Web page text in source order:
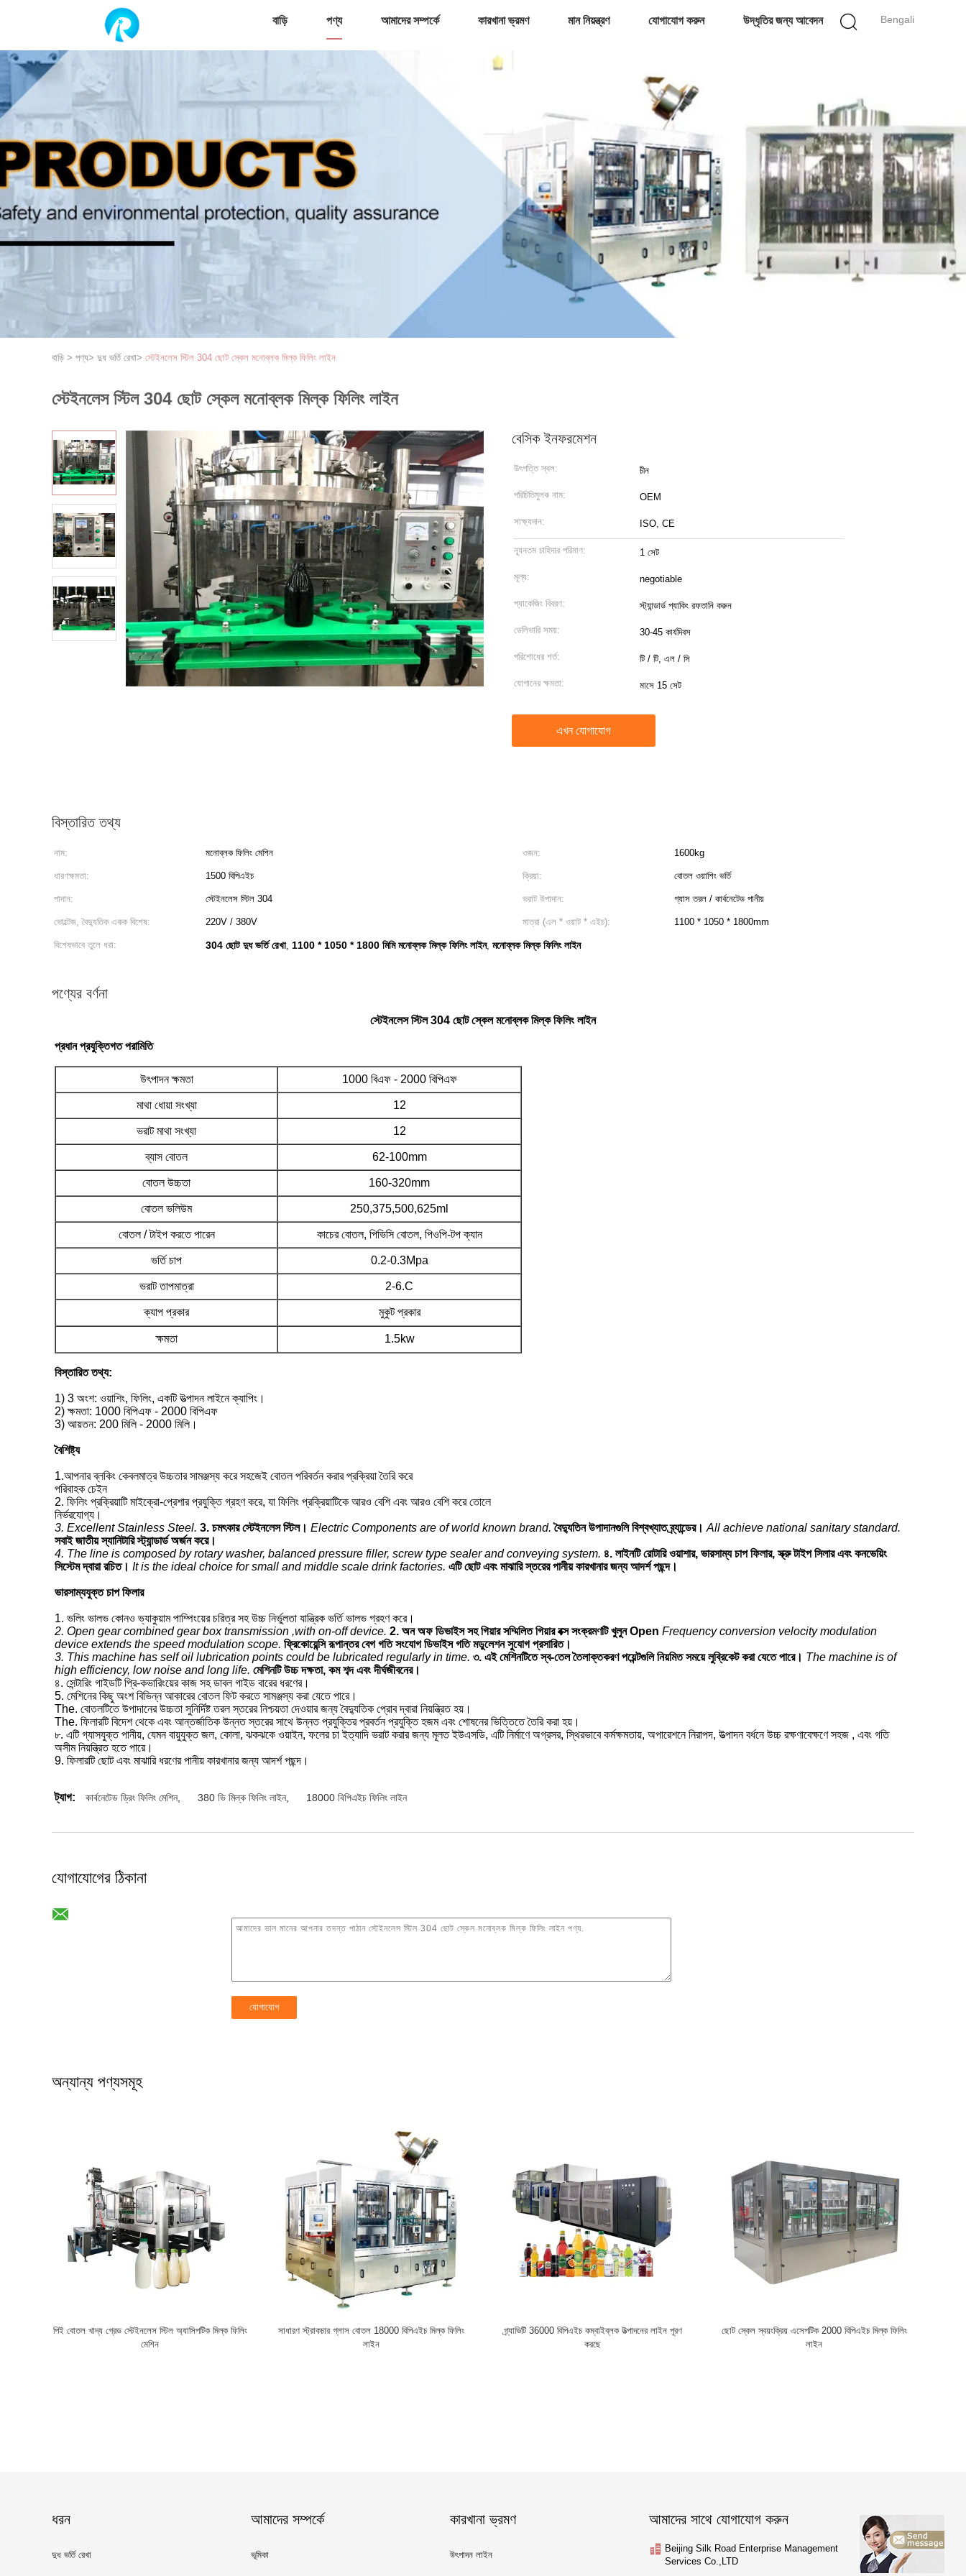
Bengali
বাড়ি পণ্য আমাদের সম্পর্কে কারখানা ভ্রমণ মান নিয়ন্ত্রণ যোগাযোগ করুন উদ্ধৃতির জন্য আবেদন
বাড়ি > পণ্য> দুধ ভর্তি রেখা> স্টেইনলেস স্টিল 304 ছোট স্কেল মনোব্লক মিল্ক ফিলিং লাইন
স্টেইনলেস স্টিল 304 ছোট স্কেল মনোব্লক মিল্ক ফিলিং লাইন
বেসিক ইনফরমেশন
উৎপত্তি স্থল: চীন
পরিচিতিমুলক নাম: OEM
সাক্ষ্যদান: ISO, CE
ন্যূনতম চাহিদার পরিমাণ: 1 সেট
মূল্য: negotiable
প্যাকেজিং বিবরণ: স্ট্যান্ডার্ড প্যাকিং রফতানি করুন
ডেলিভারি সময়: 30-45 কার্যদিবস
পরিশোধের শর্ত: টি / টি, এল / সি
যোগানের ক্ষমতা: মাসে 15 সেট
এখন যোগাযোগ
বিস্তারিত তথ্য
নাম: মনোব্লক ফিলিং মেশিন ওজন: 1600kg
ধারণক্ষমতা: 1500 বিপিএইচ ক্রিয়া: বোতল ওয়াশিং ভর্তি
পাদান: স্টেইনলেস স্টিল 304 ভরাট উপাদান: গ্যাস তরল / কার্বনেটেড পানীয়
ভোল্টেজ, বৈদ্যুতিক একক বিশেষ: 220V / 380V মাত্রা (এল * ওয়াট * এইচ): 1100 * 1050 * 1800mm
বিশেষভাবে তুলে ধরা: 304 ছোট দুধ ভর্তি রেখা, 1100 * 1050 * 1800 মিমি মনোব্লক মিল্ক ফিলিং লাইন, মনোব্লক মিল্ক ফিলিং লাইন
পণ্যের বর্ণনা
স্টেইনলেস স্টিল 304 ছোট স্কেল মনোব্লক মিল্ক ফিলিং লাইন
প্রধান প্রযুক্তিগত পরামিতি
উৎপাদন ক্ষমতা 1000 বিএফ - 2000 বিপিএফ
মাথা ধোয়া সংখ্যা 12
ভরাট মাথা সংখ্যা 12
ব্যাস বোতল 62-100mm
বোতল উচ্চতা 160-320mm
বোতল ভলিউম 250,375,500,625ml
বোতল / টাইপ করতে পারেন কাচের বোতল, পিভিসি বোতল, পিওপি-টপ ক্যান
ভর্তি চাপ 0.2-0.3Mpa
ভরাট তাপমাত্রা 2-6.C
ক্যাপ প্রকার মুকুট প্রকার
ক্ষমতা 1.5kw
বিস্তারিত তথ্য:
1) 3 অংশ: ওয়াশিং, ফিলিং, একটি উত্পাদন লাইনে ক্যাপিং।
2) ক্ষমতা: 1000 বিপিএফ - 2000 বিপিএফ
3) আয়তন: 200 মিলি - 2000 মিলি।
বৈশিষ্ট্য
1.আপনার ব্লকিং কেবলমাত্র উচ্চতার সামঞ্জস্য করে সহজেই বোতল পরিবর্তন করার প্রক্রিয়া তৈরি করে
পরিবাহক চেইন
2. ফিলিং প্রক্রিয়াটি মাইক্রো-প্রেশার প্রযুক্তি গ্রহণ করে, যা ফিলিং প্রক্রিয়াটিকে আরও বেশি এবং আরও বেশি করে তোলে
নির্ভরযোগ্য।
3. Excellent Stainless Steel. 3. চমৎকার স্টেইনলেস স্টিল। Electric Components are of world known brand. বৈদ্যুতিন উপাদানগুলি বিশ্বখ্যাত ব্র্যান্ডের। All achieve national sanitary standard.
সবাই জাতীয় স্যানিটারি স্ট্যান্ডার্ড অর্জন করে।
4. The line is composed by rotary washer, balanced pressure filler, screw type sealer and conveying system. ৪. লাইনটি রোটারি ওয়াশার, ভারসাম্য চাপ ফিলার, স্ক্রু টাইপ সিলার এবং কনভেয়িং
সিস্টেম দ্বারা রচিত। It is the ideal choice for small and middle scale drink factories. এটি ছোট এবং মাঝারি স্তরের পানীয় কারখানার জন্য আদর্শ পছন্দ।
ভারসাম্যযুক্ত চাপ ফিলার
1. ভলিং ভালভ কোনও ভ্যাকুয়াম পাম্পিংয়ের চরিত্র সহ উচ্চ নির্ভুলতা যান্ত্রিক ভর্তি ভালভ গ্রহণ করে।
2. Open gear combined gear box transmission ,with on-off device. 2. অন অফ ডিভাইস সহ গিয়ার সম্মিলিত গিয়ার বক্স সংক্রমণটি খুলুন Open Frequency conversion velocity modulation
device extends the speed modulation scope. ফ্রিকোয়েন্সি রূপান্তর বেগ গতি সংযোগ ডিভাইস গতি মডুলেশন সুযোগ প্রসারিত।
3. This machine has self oil lubrication points could be lubricated regularly in time. ৩. এই মেশিনটিতে স্ব-তেল তৈলাক্তকরণ পয়েন্টগুলি নিয়মিত সময়ে লুব্রিকেট করা যেতে পারে। The machine is of
high efficiency, low noise and long life. মেশিনটি উচ্চ দক্ষতা, কম শব্দ এবং দীর্ঘজীবনের।
৪. সেন্টারিং গাইডটি প্রি-কভারিংয়ের কাজ সহ ডাবল গাইড বারের ধরণের।
5. মেশিনের কিছু অংশ বিভিন্ন আকারের বোতল ফিট করতে সামঞ্জস্য করা যেতে পারে।
The. বোতলটিতে উপাদানের উচ্চতা সুনির্দিষ্ট তরল স্তরের নিশ্চয়তা দেওয়ার জন্য বৈদ্যুতিক প্রোব দ্বারা নিয়ন্ত্রিত হয়।
The. ফিলারটি বিদেশ থেকে এবং আন্তর্জাতিক উন্নত স্তরের সাথে উন্নত প্রযুক্তির প্রবর্তন প্রযুক্তি হজম এবং শোষনের ভিত্তিতে তৈরি করা হয়।
৮. এটি গ্যাসযুক্ত পানীয়, যেমন বায়ুযুক্ত জল, কোলা, ঝকঝকে ওয়াইন, ফলের চা ইত্যাদি ভরাট করার জন্য মূলত ইউএসডি, এটি নির্মাণে অগ্রসর, স্থিরভাবে কর্মক্ষমতায়, অপারেশনে নিরাপদ, উত্পাদন বর্ধনে উচ্চ রক্ষণাবেক্ষণে সহজ , এবং গতি
অসীম নিয়ন্ত্রিত হতে পারে।
9. ফিলারটি ছোট এবং মাঝারি ধরণের পানীয় কারখানার জন্য আদর্শ পছন্দ।
ট্যাগ: কার্বনেটেড ড্রিং ফিলিং মেশিন, 380 ভি মিল্ক ফিলিং লাইন, 18000 বিপিএইচ ফিলিং লাইন
যোগাযোগের ঠিকানা
অন্যান্য পণ্যসমূহ
পিই বোতল খাদ্য গ্রেড স্টেইনলেস স্টিল অ্যাসিপটিক মিল্ক ফিলিং
মেশিন
সাধারণ স্ট্রাকচার গ্লাস বোতল 18000 বিপিএইচ মিল্ক ফিলিং
লাইন
গ্র্যাভিটি 36000 বিপিএইচ কম্বাইব্লক উত্পাদনের লাইন পূরণ
করছে
ছোট স্কেল স্বয়ংক্রিয় এসেপটিক 2000 বিপিএইচ মিল্ক ফিলিং
লাইন
ধরন
দুধ ভর্তি রেখা
আমাদের সম্পর্কে
ভূমিকা
কারখানা ভ্রমণ
উৎপাদন লাইন
আমাদের সাথে যোগাযোগ করুন
Beijing Silk Road Enterprise Management
Services Co.,LTD